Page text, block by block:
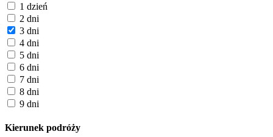
1 dzień
2 dni
3 dni
4 dni
5 dni
6 dni
7 dni
8 dni
9 dni
Kierunek podróży